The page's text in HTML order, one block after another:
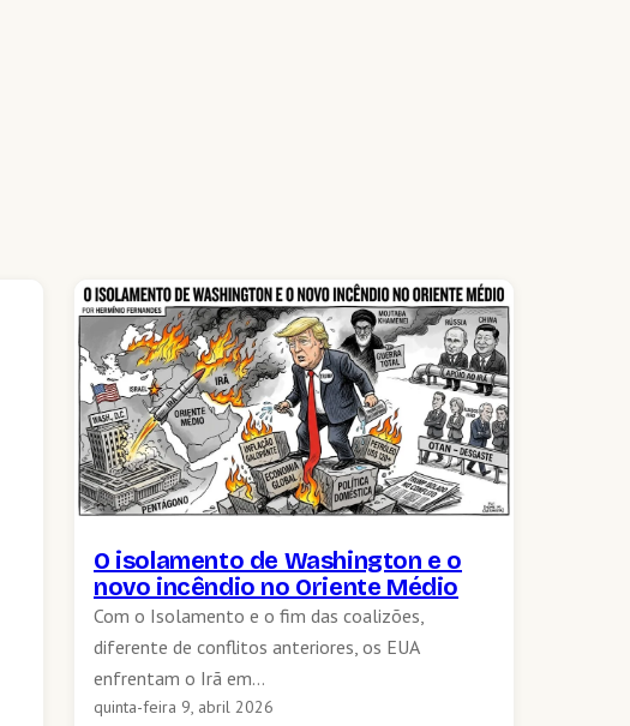
O isolamento de Washington e o
novo incêndio no Oriente Médio
Com o Isolamento e o fim das coalizões,
diferente de conflitos anteriores, os EUA
enfrentam o Irã em…
quinta-feira 9, abril 2026